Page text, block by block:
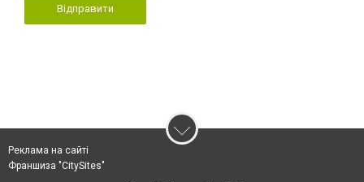
Відправити
Реклама на сайті
Франшиза "CitySites"